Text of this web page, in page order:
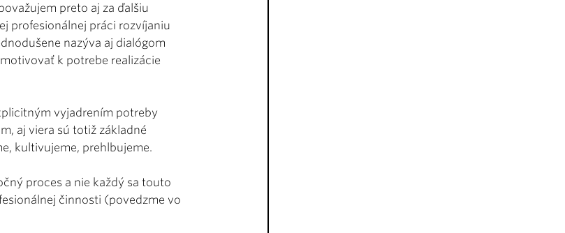
preto aj za ďalšiu
profesionálnej práci rozvíjaniu
nazýva aj dialógom
k potrebe realizácie
vyjadrením potreby
aj viera sú totiž základné
kultivujeme, prehlbujeme.
proces a nie každý sa touto
činnosti (povedzme vo